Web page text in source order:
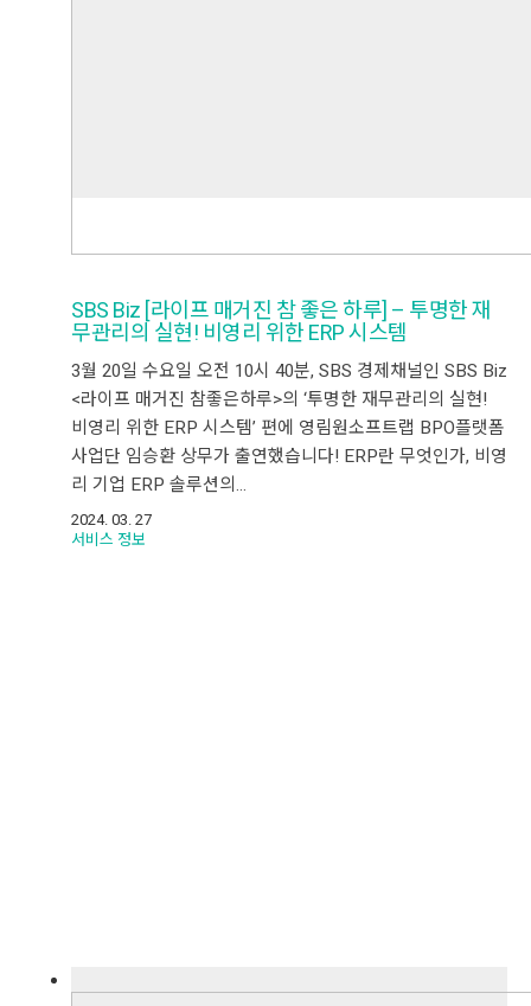
SBS Biz [라이프 매거진 참 좋은 하루] – 투명한 재
무관리의 실현! 비영리 위한 ERP 시스템
3월 20일 수요일 오전 10시 40분, SBS 경제채널인 SBS Biz
<라이프 매거진 참좋은하루>의 ‘투명한 재무관리의 실현!
비영리 위한 ERP 시스템’ 편에 영림원소프트랩 BPO플랫폼
사업단 임승환 상무가 출연했습니다! ERP란 무엇인가, 비영
리 기업 ERP 솔루션의…
2024. 03. 27
서비스 정보